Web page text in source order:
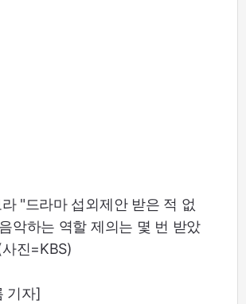
"드라마 섭외제안 받은 적 없
악하는 역할 제의는 몇 번 받았
진=KBS)
기자]